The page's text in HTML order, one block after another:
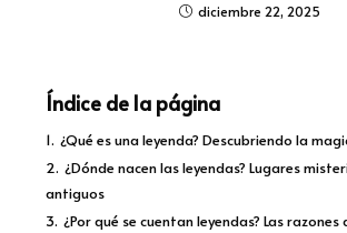
diciembre 22, 2025
Índice de la página
1. ¿Qué es una leyenda? Descubriendo la
2. ¿Dónde nacen las leyendas? Lugares
antiguos
3. ¿Por qué se cuentan leyendas? Las